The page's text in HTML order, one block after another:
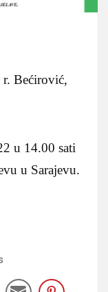
r. Bećirović,
u 14.00 sati
u Sarajevu.